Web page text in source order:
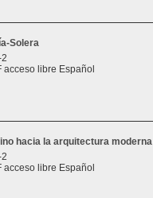
Solera
libre Español
hacia la arquitectura moderna
libre Español